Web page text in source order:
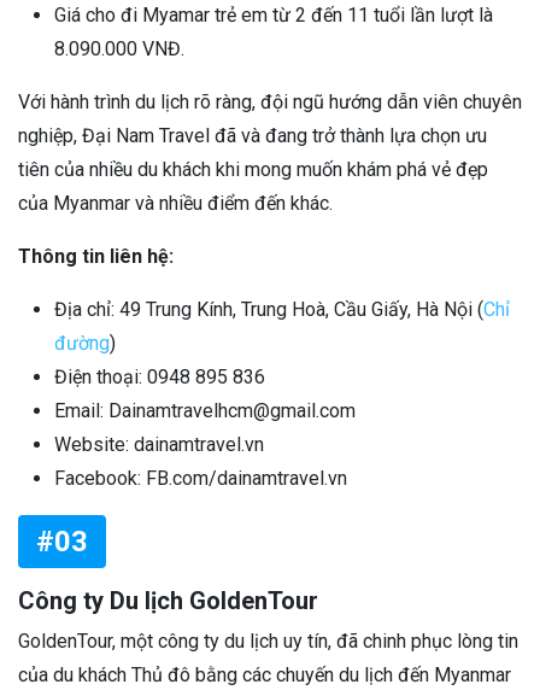
Giá cho đi Myamar trẻ em từ 2 đến 11 tuổi lần lượt là
8.090.000 VNĐ.
Với hành trình du lịch rõ ràng, đội ngũ hướng dẫn viên chuyên
nghiệp, Đại Nam Travel đã và đang trở thành lựa chọn ưu
tiên của nhiều du khách khi mong muốn khám phá vẻ đẹp
của Myanmar và nhiều điểm đến khác.
Thông tin liên hệ:
Địa chỉ: 49 Trung Kính, Trung Hoà, Cầu Giấy, Hà Nội (Chỉ
đường)
Điện thoại: 0948 895 836
Email: Dainamtravelhcm@gmail.com
Website: dainamtravel.vn
Facebook: FB.com/dainamtravel.vn
#03
Công ty Du lịch GoldenTour
GoldenTour, một công ty du lịch uy tín, đã chinh phục lòng tin
của du khách Thủ đô bằng các chuyến du lịch đến Myanmar